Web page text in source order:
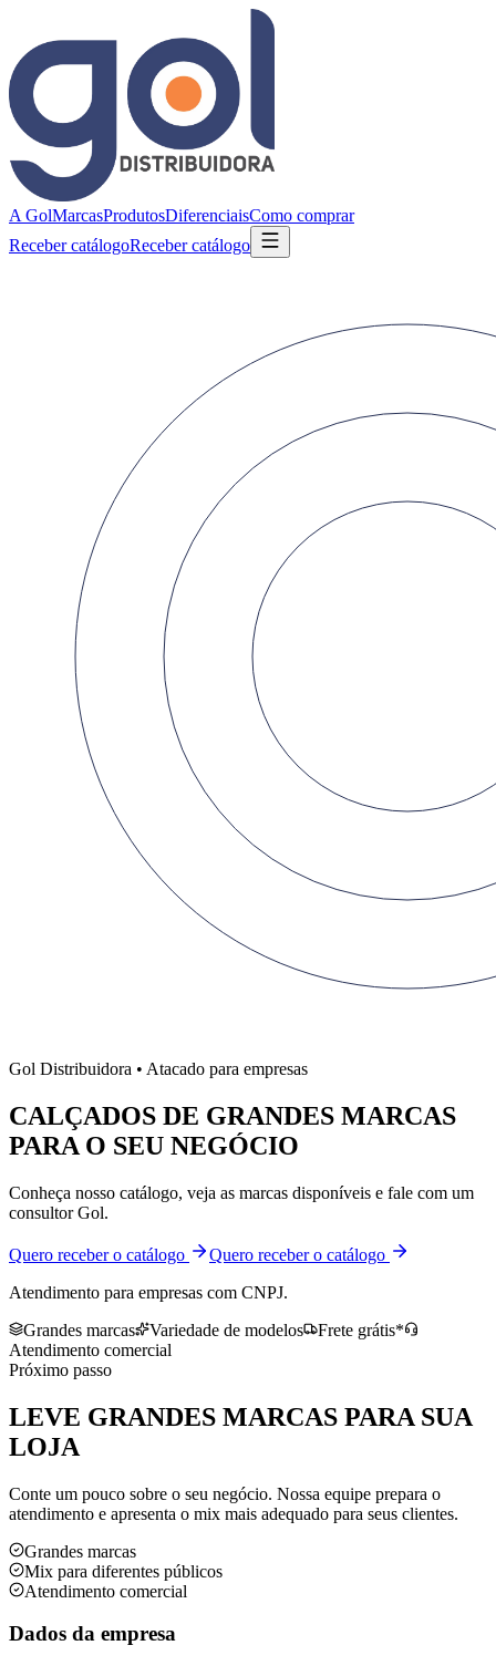
A GolMarcasProdutosDiferenciaisComo comprar
Receber catálogoReceber catálogo
Gol Distribuidora • Atacado para empresas
CALÇADOS DE GRANDES MARCAS
PARA O SEU NEGÓCIO
Conheça nosso catálogo, veja as marcas disponíveis e fale com um
consultor Gol.
Quero receber o catálogo
Quero receber o catálogo
Atendimento para empresas com CNPJ.
Grandes marcas
Variedade de modelos
Frete grátis*
Atendimento comercial
Próximo passo
LEVE GRANDES MARCAS PARA SUA
LOJA
Conte um pouco sobre o seu negócio. Nossa equipe prepara o
atendimento e apresenta o mix mais adequado para seus clientes.
Grandes marcas
Mix para diferentes públicos
Atendimento comercial
Dados da empresa